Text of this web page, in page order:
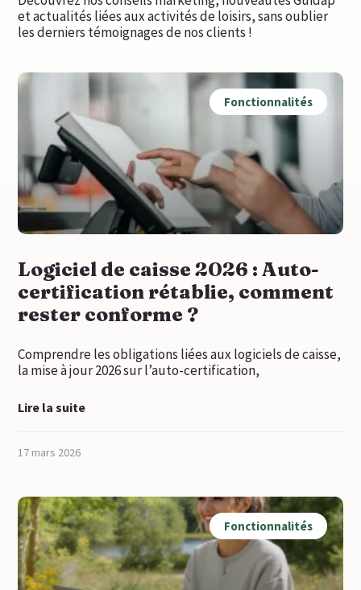
et actualités liées aux activités de loisirs, sans oublier
les derniers témoignages de nos clients !
Fonctionnalités
Logiciel de caisse 2026 : Auto-
certification rétablie, comment
rester conforme ?
Comprendre les obligations liées aux logiciels de caisse,
la mise à jour 2026 sur l’auto-certification,
Lire la suite
17 mars 2026
Fonctionnalités